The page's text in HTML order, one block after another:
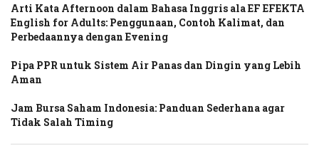
Arti Kata Afternoon dalam Bahasa Inggris ala EF EFEKTA
English for Adults: Penggunaan, Contoh Kalimat, dan
Perbedaannya dengan Evening
Pipa PPR untuk Sistem Air Panas dan Dingin yang Lebih
Aman
Jam Bursa Saham Indonesia: Panduan Sederhana agar
Tidak Salah Timing